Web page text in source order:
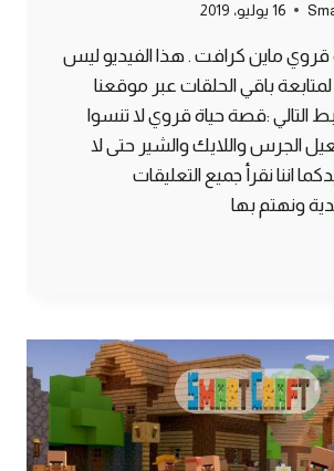
16 يوليو، 2019
ماين كرافت . هذا الفيديو ليس
باقي الحلقات عبر موقعنا
التالي :قصة حياة قروي لا تنسوا
الجرس واللايك والشير حتى لا
اننا نقرأ جميع التعليقات
ونهتم بها